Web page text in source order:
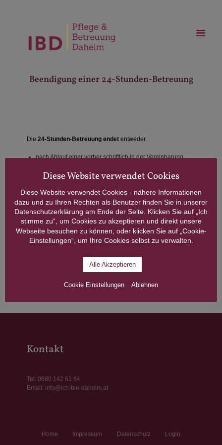
Beendigung einer 24-Stunden-Betreuung
Die 24-Stunden-Betreuung endet entweder
nach Ablauf einer vorher schriftlich in der Vereinbarung
am Tag des Ablebens der betreuungsbedürftigen Person
Vereinbarungen)oder
nach Kündigung des Autraggebers bei Einhaltung einer
14-tägigen Fristoder
nach Kündigung der Auftragnehmer bei Einhaltung einer
14-tägigen Frist (z.B. wenn Betreuungssituation für
Kontakt
Tel: 0680 142 61 64
Email: info@ich-bin-daheim.at
Home Impressum Datenschutz Login
Diese Website verwendet Cookies
Diese Website verwendet Cookies - nähere Informationen
dazu und zu Ihren Rechten als Benutzer finden Sie in unserer
Datenschutzerklärung am Ende der Seite. Klicken Sie auf „Ich
stimme zu“, um Cookies zu akzeptieren und direkt unsere
Webseite besuchen zu können, oder klicken Sie auf „Cookie-
Einstellungen“, um Ihre Cookies selbst zu verwalten.
Alle Akzeptieren
Cookie Einstellungen Ablehnen